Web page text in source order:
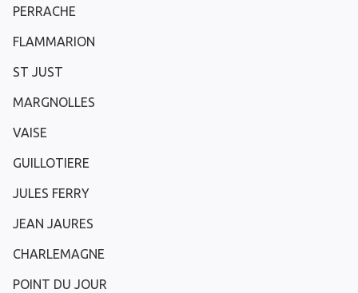
PERRACHE
FLAMMARION
ST JUST
MARGNOLLES
VAISE
GUILLOTIERE
JULES FERRY
JEAN JAURES
CHARLEMAGNE
POINT DU JOUR